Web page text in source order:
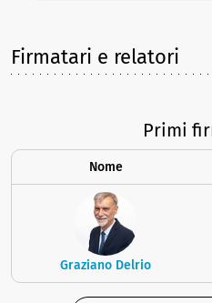
Firmatari e relatori
Primi
Nome
Graziano Delrio